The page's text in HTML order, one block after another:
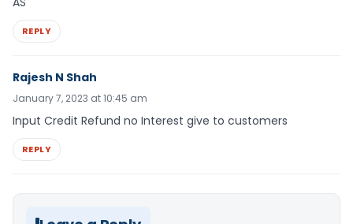
REPLY
Rajesh N Shah
January 7, 2023 at 10:45 am
Input Credit Refund no Interest give to customers
REPLY